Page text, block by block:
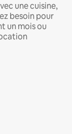
une cuisine,
besoin pour
un mois ou